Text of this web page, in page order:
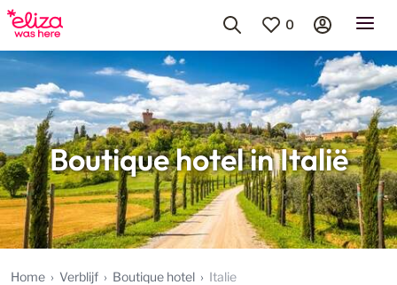
0
Boutique hotel in Italië
Home Verblijf Boutique hotel Italie